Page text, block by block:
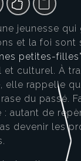
jeunesse qui
et la foi sont
petites-filles
culturel. À
elle rappelle
du passé.
autant de
devenir les